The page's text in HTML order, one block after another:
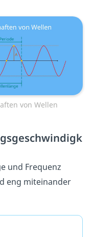
von Wellen
und Frequenz
eng miteinander